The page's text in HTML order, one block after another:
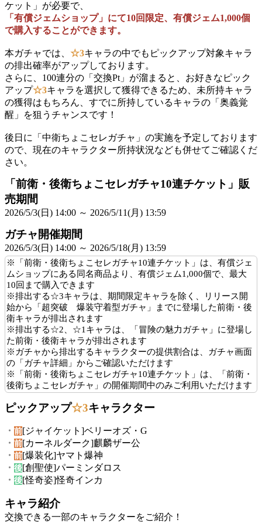
ケット」が必要で、
「有償ジェムショップ」にて10回限定、有償ジェム1,000個
で購入することができます。
本ガチャでは、 ☆3キャラの中でもピックアップ対象キャラ
の排出確率がアップしております。
さらに、100連分の「交換Pt」が溜まると、お好きなピック
アップ☆3キャラを選択して獲得できるため、未所持キャラ
の獲得はもちろん、すでに所持しているキャラの「奥義覚
醒」を狙うチャンスです！
後日に「中衛ちょこセレガチャ」の実施を予定しております
ので、現在のキャラクター所持状況なども併せてご確認くだ
さい。
「前衛・後衛ちょこセレガチャ10連チケット」販
売期間
2026/5/3(日) 14:00 ～ 2026/5/11(月) 13:59
ガチャ開催期間
2026/5/3(日) 14:00 ～ 2026/5/18(月) 13:59
※「前衛・後衛ちょこセレガチャ10連チケット」は、有償ジェ
ムショップにある同名商品より、有償ジェム1,000個で、最大
10回まで購入できます
※排出する☆3キャラは、期間限定キャラを除く、リリース開
始から「超突破 爆装守着型ガチャ」までに登場した前衛・後
衛キャラが排出されます
※排出する☆2、☆1キャラは、「冒険の魅力ガチャ」に登場し
た前衛・後衛キャラが排出されます
※ ガチャから排出するキャラクターの提供割合は、ガチャ画面
の「ガチャ詳細」からご確認いただけます
※「前衛・後衛ちょこセレガチャ10連チケット」は、「前衛・
後衛ちょこセレガチャ」の開催期間中のみご利用いただけます
ピックアップ☆3キャラクター
・ 前[ジャイケット]ベリーオズ・G
・ 前[カーネルダーク]麒麟ザー公
・ 前[爆装化]ヤマト爆神
・ 後[創聖使]パーミンダロス
・ 後[怪奇姿]怪奇インカ
キャラ紹介
交換できる一部のキャラクターをご紹介！